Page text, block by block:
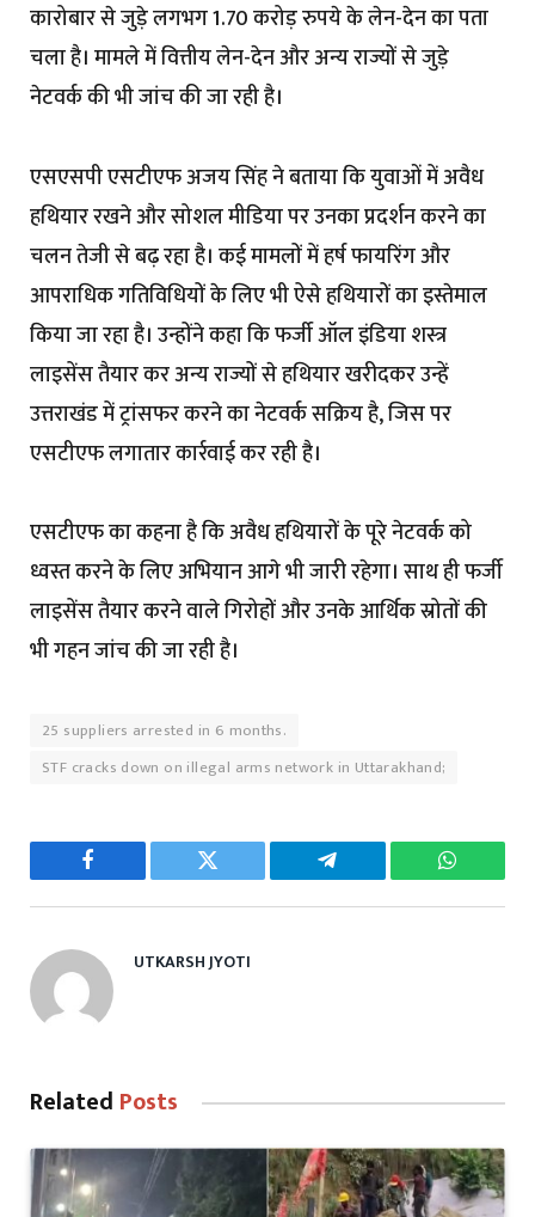
कारोबार से जुड़े लगभग 1.70 करोड़ रुपये के लेन-देन का पता
चला है। मामले में वित्तीय लेन-देन और अन्य राज्यों से जुड़े
नेटवर्क की भी जांच की जा रही है।
एसएसपी एसटीएफ अजय सिंह ने बताया कि युवाओं में अवैध
हथियार रखने और सोशल मीडिया पर उनका प्रदर्शन करने का
चलन तेजी से बढ़ रहा है। कई मामलों में हर्ष फायरिंग और
आपराधिक गतिविधियों के लिए भी ऐसे हथियारों का इस्तेमाल
किया जा रहा है। उन्होंने कहा कि फर्जी ऑल इंडिया शस्त्र
लाइसेंस तैयार कर अन्य राज्यों से हथियार खरीदकर उन्हें
उत्तराखंड में ट्रांसफर करने का नेटवर्क सक्रिय है, जिस पर
एसटीएफ लगातार कार्रवाई कर रही है।
एसटीएफ का कहना है कि अवैध हथियारों के पूरे नेटवर्क को
ध्वस्त करने के लिए अभियान आगे भी जारी रहेगा। साथ ही फर्जी
लाइसेंस तैयार करने वाले गिरोहों और उनके आर्थिक स्रोतों की
भी गहन जांच की जा रही है।
25 suppliers arrested in 6 months.
STF cracks down on illegal arms network in Uttarakhand;
Facebook Twitter Telegram
UTKARSH JYOTI
Related Posts